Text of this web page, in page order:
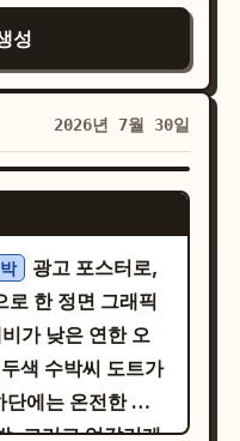
식으로 고기를
거나, 프레임화하
아닌, 의도적으
합니다. 메인
고 고급스럽게
리, 육즙이 풍부
선하고 부드러운
, 진한 구이 색감.
러우며 약간의 그
감이 강해야 합니
또는 절임류와 같
네온 옐로우 밑줄
演示
데 점으로 구분
함된 둥근 네온 옐
합니다:
페이지 라벨에는
그먼트에 큰 검은
드: 카
의 둥근 카드 4개
드에는 단순한 검
어 라벨, 두 줄짜리
아이콘, 라벨 "清
구, 왼쪽 상단에서
리대, 우아하고
소박한 유럽풍
バーブの チーズ
에 우아한 필기
그리
짧은 일본어 태
상단에는
. 그녀는 밤색 단발
이드 머리띠, 갈색
색 리본 브로치를
성
2026년 7월 30일
GPT IMAGE 2
광고 포스터로,
로 한 정면 그래픽
가 낮은 연한 오
색 수박씨 도트가
에는 온전한 타
, 그리고 엇갈리게